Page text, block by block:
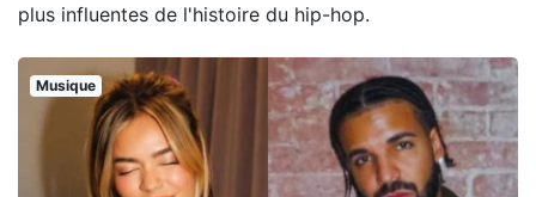
plus influentes de l'histoire du hip-hop.
Musique